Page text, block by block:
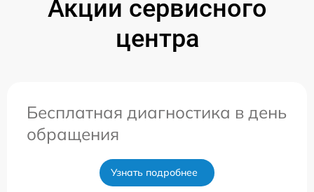
Акции сервисного
центра
Бесплатная диагностика в день
обращения
Узнать подробнее